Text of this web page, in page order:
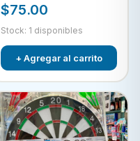
$75.00
Stock: 1 disponibles
+ Agregar al carrito